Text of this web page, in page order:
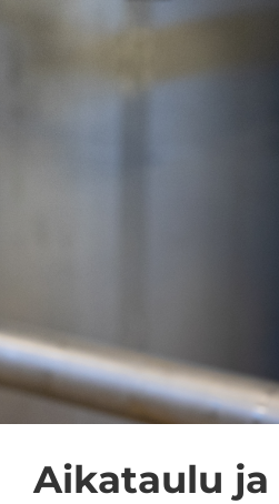
Ai­ka­tau­lu